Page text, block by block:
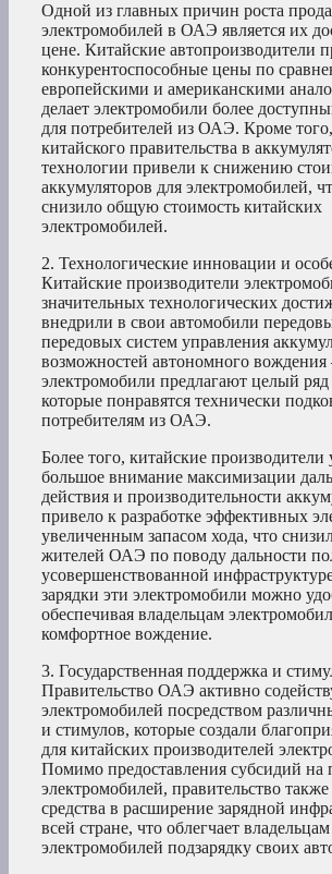
Одной из главных причин роста
электромобилей в ОАЭ является их
цене. Китайские автопроизводители
конкурентоспособные цены по
европейскими и американскими
делает электромобили более
для потребителей из ОАЭ. Кроме
китайского правительства в
технологии привели к снижению
аккумуляторов для электромобилей,
снизило общую стоимость китайских
электромобилей.
2. Технологические инновации и
Китайские производители
значительных технологических
внедрили в свои автомобили
передовых систем управления
возможностей автономного
электромобили предлагают целый
которые понравятся технически
потребителям из ОАЭ.
Более того, китайские производители
большое внимание максимизации
действия и производительности
привело к разработке эффективных
увеличенным запасом хода, что
жителей ОАЭ по поводу дальности
усовершенствованной
зарядки эти электромобили можно
обеспечивая владельцам
комфортное вождение.
3. Государственная поддержка и
Правительство ОАЭ активно
электромобилей посредством
и стимулов, которые создали
для китайских производителей
Помимо предоставления субсидий на
электромобилей, правительство
средства в расширение зарядной
всей стране, что облегчает владельцам
электромобилей подзарядку своих